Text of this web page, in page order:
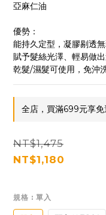
亞麻仁油
優勢：
能持久定型，凝膠剔透
賦予髮絲光澤、輕易做
乾髮/濕髮可使用，免沖
全店，買滿699元享免
NT$1,475
NT$1,180
規格 : 單入